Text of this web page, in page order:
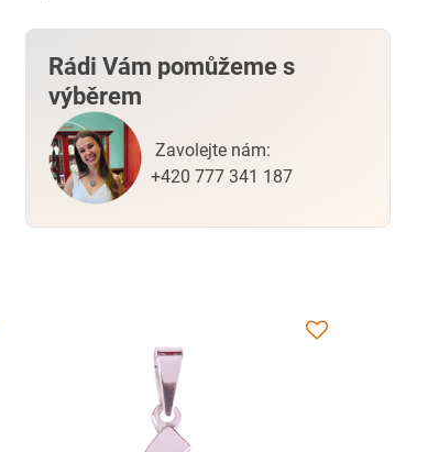
Rádi Vám pomůžeme s
výběrem
Zavolejte nám:
+420 777 341 187